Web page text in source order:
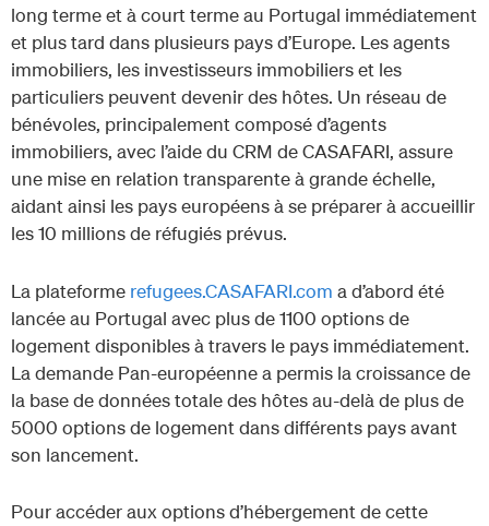
long terme et à court terme au Portugal immédiatement
et plus tard dans plusieurs pays d’Europe. Les agents
immobiliers, les investisseurs immobiliers et les
particuliers peuvent devenir des hôtes. Un réseau de
bénévoles, principalement composé d’agents
immobiliers, avec l’aide du CRM de CASAFARI, assure
une mise en relation transparente à grande échelle,
aidant ainsi les pays européens à se préparer à accueillir
les 10 millions de réfugiés prévus.
La plateforme refugees.CASAFARI.com a d’abord été
lancée au Portugal avec plus de 1100 options de
logement disponibles à travers le pays immédiatement.
La demande Pan-européenne a permis la croissance de
la base de données totale des hôtes au-delà de plus de
5000 options de logement dans différents pays avant
son lancement.
Pour accéder aux options d’hébergement de cette